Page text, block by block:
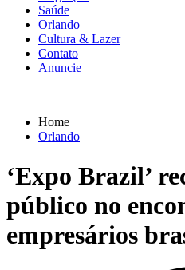
Saúde
Orlando
Cultura & Lazer
Contato
Anuncie
Home
Orlando
‘Expo Brazil’
público no
empresários